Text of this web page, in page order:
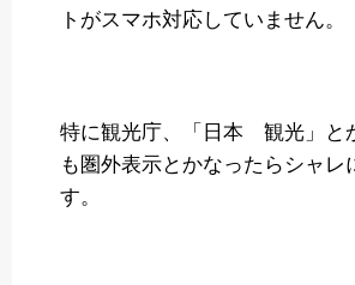
トがスマホ対応していません。
特に観光庁、「日本 観光」と
も圏外表示とかなったらシャレ
す。